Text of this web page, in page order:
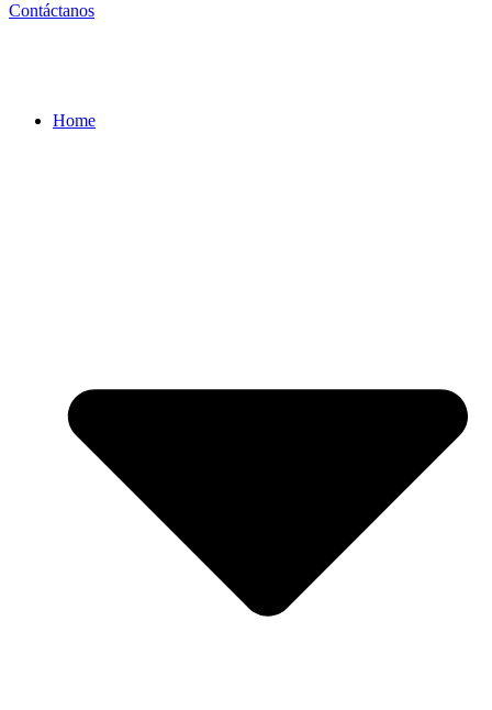
Contáctanos
Home